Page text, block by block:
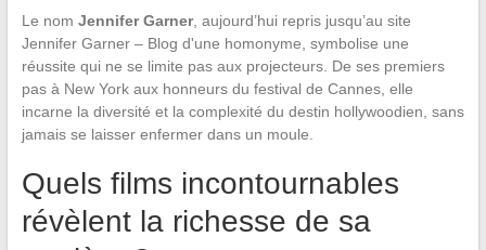
Le nom Jennifer Garner, aujourd’hui repris jusqu’au site
Jennifer Garner – Blog d'une homonyme, symbolise une
réussite qui ne se limite pas aux projecteurs. De ses premiers
pas à New York aux honneurs du festival de Cannes, elle
incarne la diversité et la complexité du destin hollywoodien, sans
jamais se laisser enfermer dans un moule.
Quels films incontournables
révèlent la richesse de sa